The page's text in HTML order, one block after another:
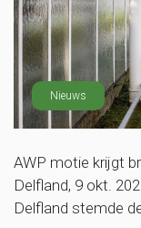
Nieuws
AWP motie krijgt
Delfland, 9 okt.
Delfland stemde